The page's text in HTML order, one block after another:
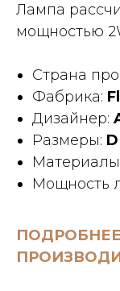
Лампа
мощностью
Страна
Фабрика:
Дизайнер:
Размеры:
Мощность